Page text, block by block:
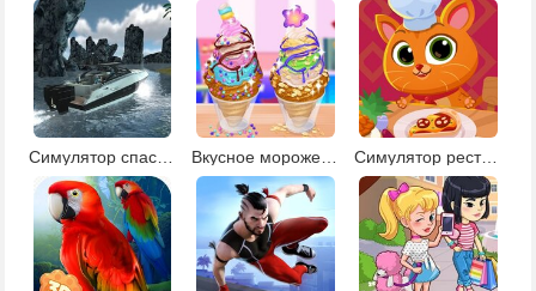
Симулятор спасательной лодки Вкусное мороженое Чуррос Симулятор ресторана